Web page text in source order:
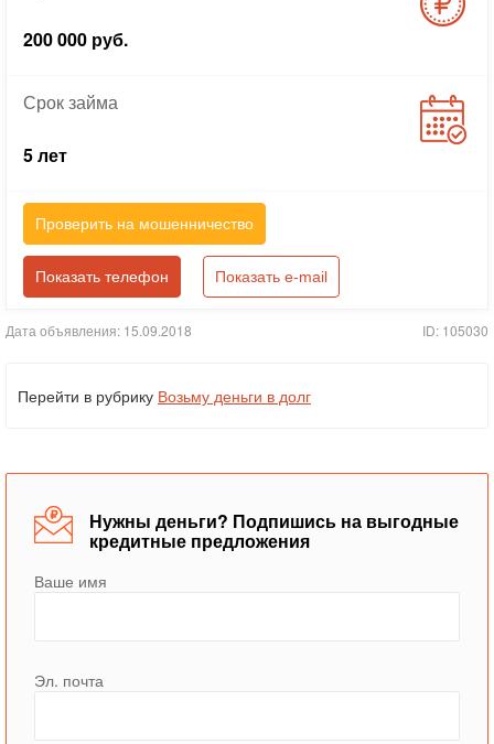
200 000 руб.
Срокзайма
5 лет
Проверить на мошенничество
Показать телефон Показать e-mail
Дата объявления: 15.09.2018 ID: 105030
Перейти в рубрику Возьму деньги в долг
Нужны деньги? Подпишись на выгодные
кредитные предложения
Ваше имя
Эл. почта